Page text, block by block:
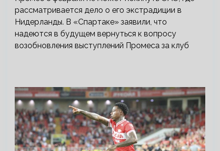
рассматривается дело о его экстрадиции в
Нидерланды. В «Спартаке» заявили, что
надеются в будущем вернуться к вопросу
возобновления выступлений Промеса за клуб